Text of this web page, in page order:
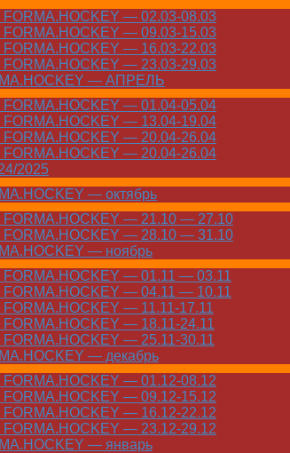
FORMA.HOCKEY — 02.03-08.03
FORMA.HOCKEY — 09.03-15.03
FORMA.HOCKEY — 16.03-22.03
FORMA.HOCKEY — 23.03-29.03
— АПРЕЛЬ
FORMA.HOCKEY — 01.04-05.04
FORMA.HOCKEY — 13.04-19.04
FORMA.HOCKEY — 20.04-26.04
FORMA.HOCKEY — 20.04-26.04
2025
— октябрь
FORMA.HOCKEY — 21.10 — 27.10
FORMA.HOCKEY — 28.10 — 31.10
— ноябрь
FORMA.HOCKEY — 01.11 — 03.11
FORMA.HOCKEY — 04.11 — 10.11
FORMA.HOCKEY — 11.11-17.11
FORMA.HOCKEY — 18.11-24.11
FORMA.HOCKEY — 25.11-30.11
— декабрь
FORMA.HOCKEY — 01.12-08.12
FORMA.HOCKEY — 09.12-15.12
FORMA.HOCKEY — 16.12-22.12
FORMA.HOCKEY — 23.12-29.12
— январь